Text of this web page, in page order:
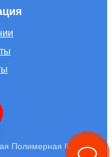
Полимерная Компания